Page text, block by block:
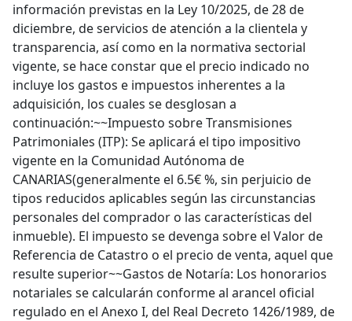
información previstas en la Ley 10/2025, de 28 de
diciembre, de servicios de atención a la clientela y
transparencia, así como en la normativa sectorial
vigente, se hace constar que el precio indicado no
incluye los gastos e impuestos inherentes a la
adquisición, los cuales se desglosan a
continuación:~~Impuesto sobre Transmisiones
Patrimoniales (ITP): Se aplicará el tipo impositivo
vigente en la Comunidad Autónoma de
CANARIAS(generalmente el 6.5€ %, sin perjuicio de
tipos reducidos aplicables según las circunstancias
personales del comprador o las características del
inmueble). El impuesto se devenga sobre el Valor de
Referencia de Catastro o el precio de venta, aquel que
resulte superior~~Gastos de Notaría: Los honorarios
notariales se calcularán conforme al arancel oficial
regulado en el Anexo I, del Real Decreto 1426/1989, de